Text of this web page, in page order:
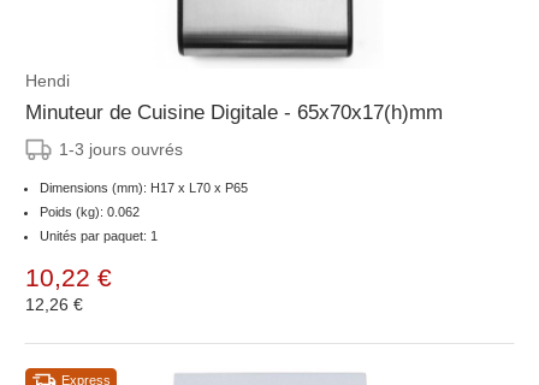
Hendi
Minuteur de Cuisine Digitale - 65x70x17(h)mm
1-3 jours ouvrés
Dimensions (mm): H17 x L70 x P65
Poids (kg): 0.062
Unités par paquet: 1
10,22 €
12,26 €
Express